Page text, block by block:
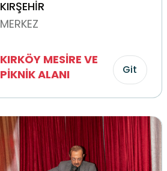
KIRŞEHİR
MERKEZ
KIRKÖY MESİRE VE
PİKNİK ALANI
Git